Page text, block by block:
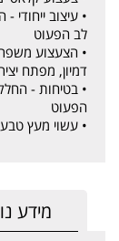
• עיצוב
לב הפעוט
• הצעצוע משפר
דמיון, מפתח
• בטיחות -
הפעוט
• עשוי מעץ
מידע